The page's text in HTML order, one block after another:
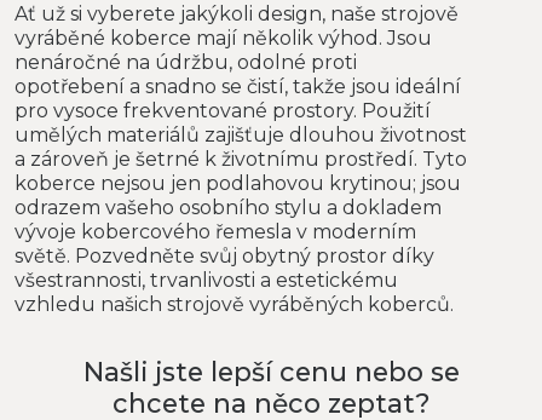
Ať už si vyberete jakýkoli design, naše strojově
vyráběné koberce mají několik výhod. Jsou
nenáročné na údržbu, odolné proti
opotřebení a snadno se čistí, takže jsou ideální
pro vysoce frekventované prostory. Použití
umělých materiálů zajišťuje dlouhou životnost
a zároveň je šetrné k životnímu prostředí. Tyto
koberce nejsou jen podlahovou krytinou; jsou
odrazem vašeho osobního stylu a dokladem
vývoje kobercového řemesla v moderním
světě. Pozvedněte svůj obytný prostor díky
všestrannosti, trvanlivosti a estetickému
vzhledu našich strojově vyráběných koberců.
Našli jste lepší cenu nebo se
chcete na něco zeptat?